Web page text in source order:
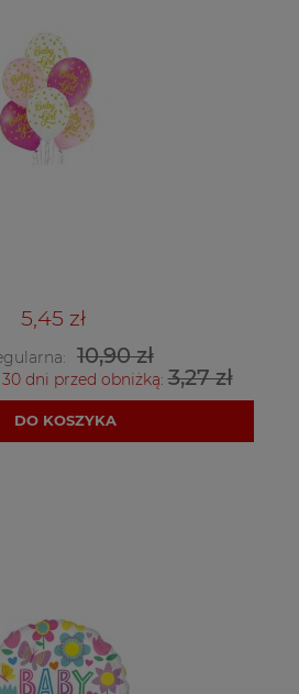
5,45 zł
10,90 zł
30 dni przed obniżką:3,27 zł
DO KOSZYKA